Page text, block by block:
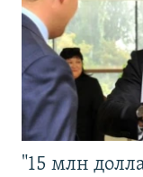
"15 млн